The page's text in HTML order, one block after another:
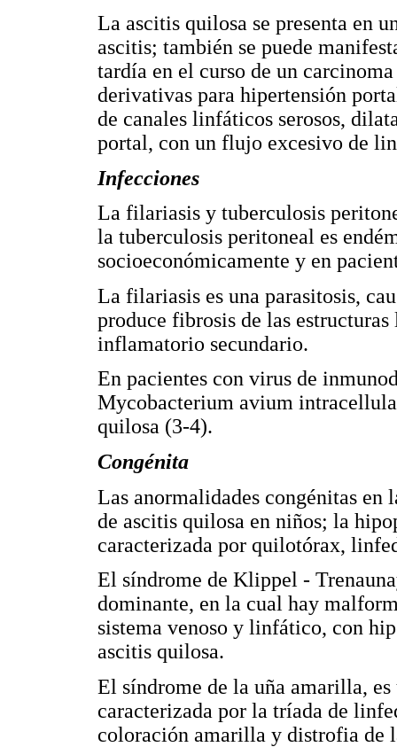
La ascitis quilosa se presenta en
ascitis; también se puede
tardía en el curso de un
derivativas para hipertensión
de canales linfáticos serosos,
portal, con un flujo excesivo de
Infecciones
La filariasis y tuberculosis
la tuberculosis peritoneal es
socioeconómicamente y en
La filariasis es una parasitosis,
produce fibrosis de las
inflamatorio secundario.
En pacientes con virus de
Mycobacterium avium
quilosa (3-4).
Congénita
Las anormalidades congénitas
de ascitis quilosa en niños; la
caracterizada por quilotórax,
El síndrome de Klippel -
dominante, en la cual hay
sistema venoso y linfático, con
ascitis quilosa.
El síndrome de la uña amarilla,
caracterizada por la tríada de
coloración amarilla y distrofia de